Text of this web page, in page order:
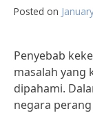
Posted on
Penyebab
masalah yang
dipahami.
negara